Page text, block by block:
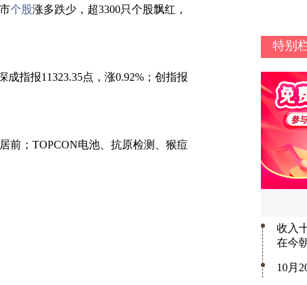
个股涨多跌少，超3300只个股飘红，
成指报11323.35点，涨0.92%；创指报
前；TOPCON电池、抗原检测、猴痘